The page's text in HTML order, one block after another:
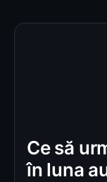
Ce să
în luna